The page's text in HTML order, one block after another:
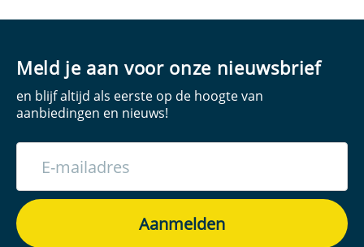
Meld je aan voor onze nieuwsbrief
en blijf altijd als eerste op de hoogte van
aanbiedingen en nieuws!